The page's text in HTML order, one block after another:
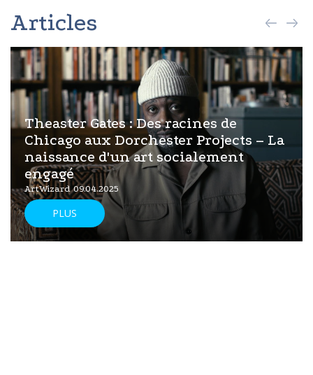
Articles
Theaster Gates : Des racines de
Chicago aux Dorchester Projects – La
naissance d'un art socialement
engagé
ArtWizard 09.04.2025
PLUS